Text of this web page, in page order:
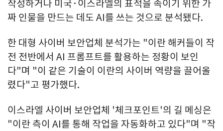
작성하거나 미국·이스라엘의 표적을 속이기 위한 가
짜 인물을 만드는 데도 AI를 쓰는 것으로 분석됐다.
한 대형 사이버 보안업체 분석가는 "이란 해커들이 작
전 전반에서 AI 프롬프트를 활용하는 정황이 보인
다"며 "이 같은 기술이 이란의 사이버 역량을 끌어올
렸다"고 평가했다.
이스라엘 사이버 보안업체 '체크포인트'의 길 메싱은
"이란 측이 AI를 통해 작업을 자동화하고 있다"며 "작